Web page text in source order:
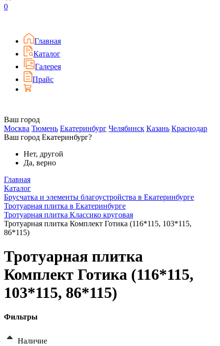
0
Главная
Каталог
Галерея
Прайс
Ваш город
Москва Тюмень Екатеринбург Челябинск Казань Краснодар
Ваш город Екатеринбург?
Нет, другой
Да, верно
Главная
Каталог
Брусчатка и элементы благоустройства в Екатеринбурге
Тротуарная плитка в Екатеринбурге
Тротуарная плитка Классико круговая
Тротуарная плитка Комплект Готика (116*115, 103*115,
86*115)
Тротуарная плитка
Комплект Готика (116*115,
103*115, 86*115)
Фильтры
Наличие